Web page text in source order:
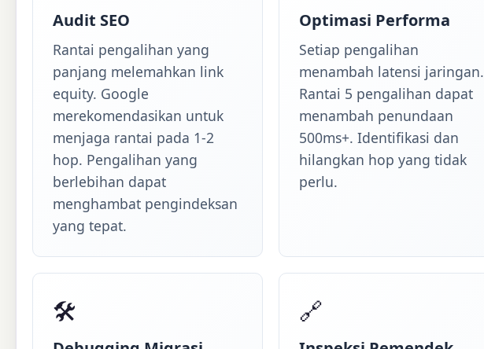
Audit SEO
Rantai pengalihan yang
panjang melemahkan link
equity. Google
merekomendasikan untuk
menjaga rantai pada 1-2
hop. Pengalihan yang
berlebihan dapat
menghambat pengindeksan
yang tepat.
Optimasi Performa
Setiap pengalihan
menambah latensi jaringan.
Rantai 5 pengalihan dapat
menambah penundaan
500ms+. Identifikasi dan
hilangkan hop yang tidak
perlu.
🛠 🔗